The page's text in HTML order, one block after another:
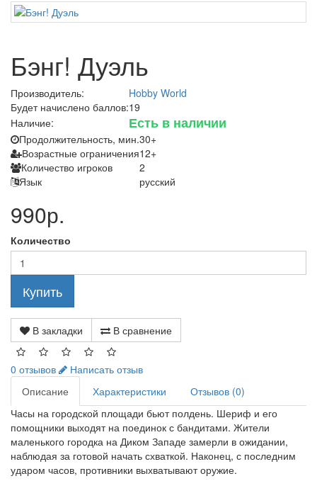
Бэнг! Дуэль
Производитель:
Hobby World
Будет начислено баллов:19
Наличие:
Есть в наличии
Продолжительность, мин.30+
Возрастные ограничения12+
Количество игроков
2
Язык
русский
990р.
Количество
Купить
В закладки В сравнение
0 отзывов
Написать отзыв
Описание
Характеристики
Отзывов (0)
Часы на городской площади бьют полдень. Шериф и его
помощники выходят на поединок с бандитами. Жители
маленького городка на Диком Западе замерли в ожидании,
наблюдая за готовой начать схваткой. Наконец, с последним
ударом часов, противники выхватывают оружие.